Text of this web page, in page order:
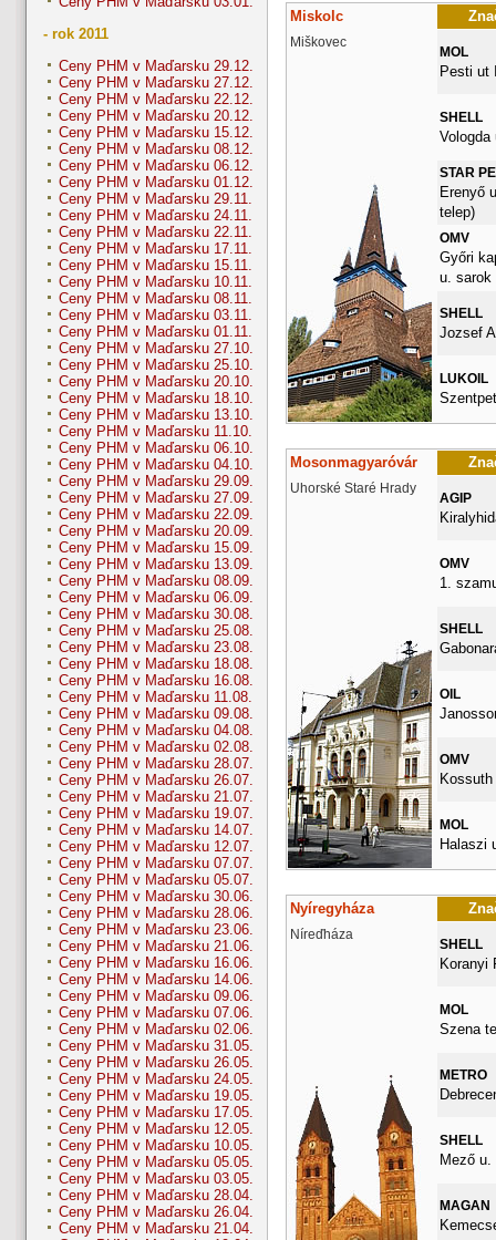
- rok 2011
Ceny PHM v Maďarsku 29.12.
Ceny PHM v Maďarsku 27.12.
Ceny PHM v Maďarsku 22.12.
Ceny PHM v Maďarsku 20.12.
Ceny PHM v Maďarsku 15.12.
Ceny PHM v Maďarsku 08.12.
Ceny PHM v Maďarsku 06.12.
Ceny PHM v Maďarsku 01.12.
Ceny PHM v Maďarsku 29.11.
Ceny PHM v Maďarsku 24.11.
Ceny PHM v Maďarsku 22.11.
Ceny PHM v Maďarsku 17.11.
Ceny PHM v Maďarsku 15.11.
Ceny PHM v Maďarsku 10.11.
Ceny PHM v Maďarsku 08.11.
Ceny PHM v Maďarsku 03.11.
Ceny PHM v Maďarsku 01.11.
Ceny PHM v Maďarsku 27.10.
Ceny PHM v Maďarsku 25.10.
Ceny PHM v Maďarsku 20.10.
Ceny PHM v Maďarsku 18.10.
Ceny PHM v Maďarsku 13.10.
Ceny PHM v Maďarsku 11.10.
Ceny PHM v Maďarsku 06.10.
Ceny PHM v Maďarsku 04.10.
Ceny PHM v Maďarsku 29.09.
Ceny PHM v Maďarsku 27.09.
Ceny PHM v Maďarsku 22.09.
Ceny PHM v Maďarsku 20.09.
Ceny PHM v Maďarsku 15.09.
Ceny PHM v Maďarsku 13.09.
Ceny PHM v Maďarsku 08.09.
Ceny PHM v Maďarsku 06.09.
Ceny PHM v Maďarsku 30.08.
Ceny PHM v Maďarsku 25.08.
Ceny PHM v Maďarsku 23.08.
Ceny PHM v Maďarsku 18.08.
Ceny PHM v Maďarsku 16.08.
Ceny PHM v Maďarsku 11.08.
Ceny PHM v Maďarsku 09.08.
Ceny PHM v Maďarsku 04.08.
Ceny PHM v Maďarsku 02.08.
Ceny PHM v Maďarsku 28.07.
Ceny PHM v Maďarsku 26.07.
Ceny PHM v Maďarsku 21.07.
Ceny PHM v Maďarsku 19.07.
Ceny PHM v Maďarsku 14.07.
Ceny PHM v Maďarsku 12.07.
Ceny PHM v Maďarsku 07.07.
Ceny PHM v Maďarsku 05.07.
Ceny PHM v Maďarsku 30.06.
Ceny PHM v Maďarsku 28.06.
Ceny PHM v Maďarsku 23.06.
Ceny PHM v Maďarsku 21.06.
Ceny PHM v Maďarsku 16.06.
Ceny PHM v Maďarsku 14.06.
Ceny PHM v Maďarsku 09.06.
Ceny PHM v Maďarsku 07.06.
Ceny PHM v Maďarsku 02.06.
Ceny PHM v Maďarsku 31.05.
Ceny PHM v Maďarsku 26.05.
Ceny PHM v Maďarsku 24.05.
Ceny PHM v Maďarsku 19.05.
Ceny PHM v Maďarsku 17.05.
Ceny PHM v Maďarsku 12.05.
Ceny PHM v Maďarsku 10.05.
Ceny PHM v Maďarsku 05.05.
Ceny PHM v Maďarsku 03.05.
Ceny PHM v Maďarsku 28.04.
Ceny PHM v Maďarsku 26.04.
Ceny PHM v Maďarsku 21.04.
Miskolc
Miškovec
MOL
Pesti ut
SHELL
Vologda
STAR
Erenyő
telep)
OMV
Győri
u. sarok
SHELL
Jozsef
LUKOIL
Mosonmagyaróvár
Uhorské Staré Hrady
AGIP
OMV
1.
SHELL
OIL
OMV
MOL
Halaszi
Nyíregyháza
Níreďháza
SHELL
Koranyi
MOL
Szena
METRO
SHELL
Mező u.
MAGAN